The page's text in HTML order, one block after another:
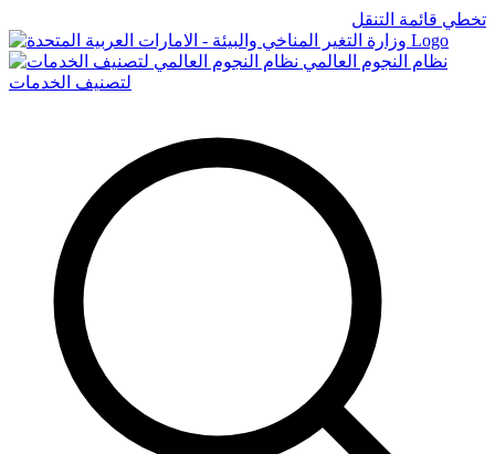
تخطي قائمة التنقل
Logo
نظام النجوم العالمي
لتصنيف الخدمات